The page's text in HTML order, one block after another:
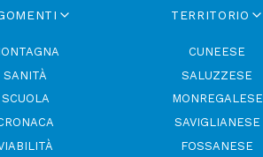
SANITÀ
SCUOLA
TERRITORIO
CUNEESE
SALUZZESE
MONREGALESE
SAVIGLIANESE
FOSSANESE